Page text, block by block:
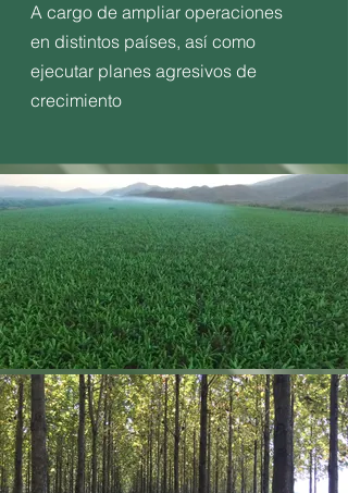
A cargo de ampliar operaciones
en distintos países, así como
ejecutar planes agresivos de
crecimiento